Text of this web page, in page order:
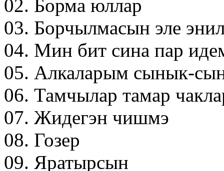
02. Борма юллар
03. Борчылмасын эле
04. Мин бит сина пар
05. Алкаларым сынык-
06. Тамчылар тамар
07. Жидегэн чишмэ
08. Гозер
09. Яратырсын